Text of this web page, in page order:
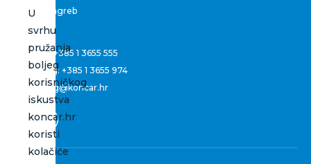
10 000 Zagreb
Hrvatska
Centrala:+385 1 3655 555
Marketing: +385 1 3655 974
marketing@koncar.hr
U
svrhu
pružanja
boljeg
korisničkog
iskustva
koncar.hr
koristi
kolačiće